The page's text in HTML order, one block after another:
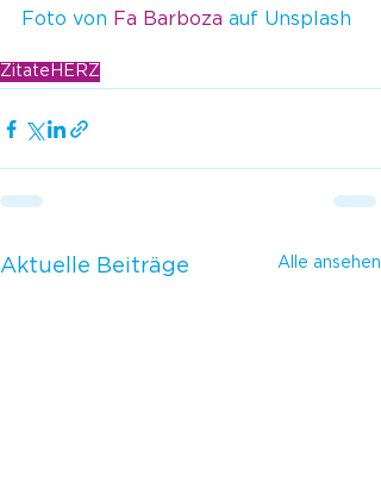
Foto von Fa Barboza auf Unsplash
Zitate HERZ
Aktuelle Beiträge Alle ansehen